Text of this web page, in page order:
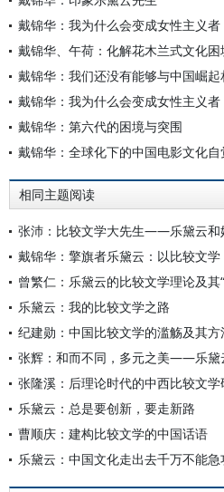
戴锦华：我为什么会变成女性主义者
戴锦华、午荷：化解花木兰式文化困
戴锦华：我们还没有能够与中国崛
戴锦华：我为什么会变成女性主义者
戴锦华：第六代的困境与突围
戴锦华：全球化下的中国电影文化自
相同主题阅读
张沛：比较文学大先生——乐黛云和
戴锦华：擎旗者乐黛云：以比较文
曾繁仁：乐黛云的比较文学理论及其
乐黛云：我的比较文学之路
纪建勋：中国比较文学的滥觞及其方
张辉：和而不同，多元之美——乐黛
张隆溪：后理论时代的中西比较文学
乐黛云：总是要创新，要走新路
曹顺庆：建构比较文学的中国话语
乐黛云：中国文化走出去千万不能急